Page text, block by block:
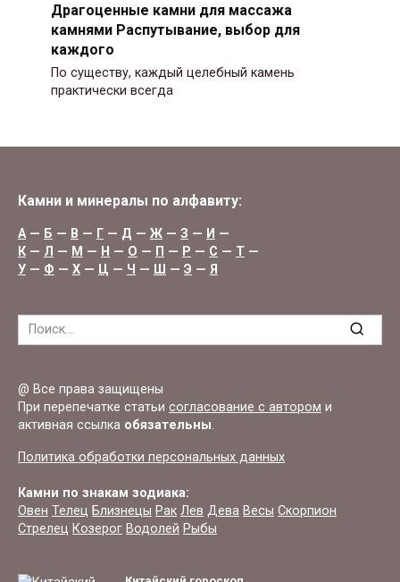
Драгоценные камни для массажа
камнями Распутывание, выбор для
каждого
По существу, каждый целебный камень
практически всегда
Камни и минералы по алфавиту:
А— Б — В — Г — Д — Ж — З — И —
К — Л — М — Н — О — П — Р — С — Т —
У — Ф — Х — Ц — Ч — Ш — Э — Я
Search
@ Все права защищены
При перепечатке статьи согласование с автором и
активная ссылка обязательны.
Политика обработки персональных данных
Камни по знакам зодиака:
Овен Телец Близнецы Рак Лев Дева Весы Скорпион
Стрелец Козерог Водолей Рыбы